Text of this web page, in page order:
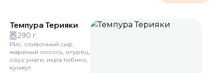
Темпура Терияки
290 г
Рис, сливочный сыр,
жареный лосось, огурец,
соус унаги, икра тобико,
кунжут.